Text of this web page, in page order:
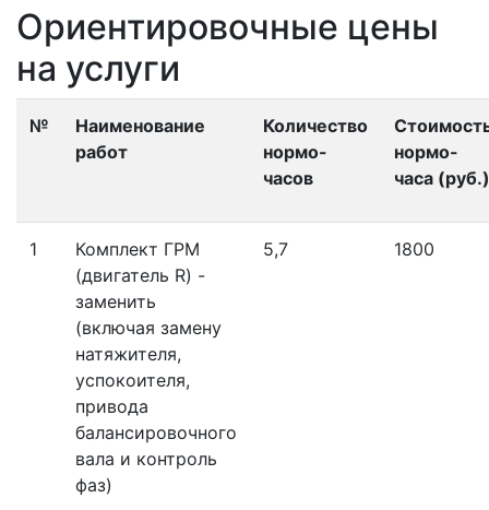
Ориентировочные цены
на услуги
№
Наименование
работ
Количество
нормо-
часов
нормо-
часа (руб.)
1
Комплект ГРМ
(двигатель R) -
заменить
(включая замену
натяжителя,
успокоителя,
привода
балансировочного
вала и контроль
фаз)
5,7 1800